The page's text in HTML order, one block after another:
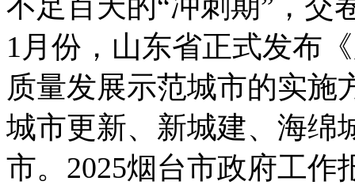
1月份，山东省正式发布
质量发展示范城市的实施
城市更新、新城建、海绵
市。2025烟台市政府工